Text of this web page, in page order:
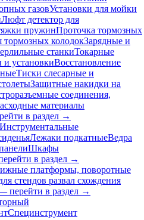
газовУстановки для мойки
Люфт детектор для
пружинПроточка тормозных
тормозных колодокЗарядные и
станкиТокарные
установкиВосстановление
Тиски слесарные и
Защитные накидки на
соединения,
материалы
в раздел →
Инструментальные
Лежаки подкатныеВедра
Шкафы
в раздел →
платформы, поворотные
стендов развал схождения
перейти в раздел →
Специнструмент